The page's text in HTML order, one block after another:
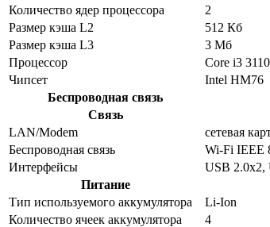
Количество ядер процессора
2
Размер кэша L2
512 Кб
Размер кэша L3
3 Мб
Процессор
Core i3
Чипсет
Intel HM76
Беспроводная связь
Связь
LAN/Modem
сетевая
Беспроводная связь
Wi-Fi IEEE
Интерфейсы
USB 2.0x2,
Питание
Тип используемого аккумулятора
Li-Ion
Количество ячеек аккумулятора
4